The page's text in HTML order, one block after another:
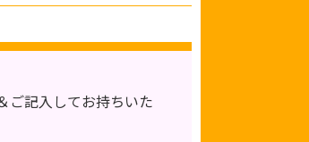
ご記入してお持ちいた